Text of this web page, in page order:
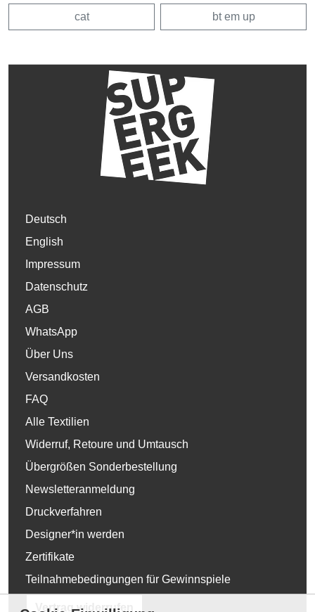
cat bt em up
Deutsch
English
Impressum
Datenschutz
AGB
WhatsApp
Über Uns
Versandkosten
FAQ
Alle Textilien
Widerruf, Retoure und Umtausch
Übergrößen Sonderbestellung
Newsletteranmeldung
Druckverfahren
Designer*in werden
Zertifikate
Teilnahmebedingungen für Gewinnspiele
Vertrag widerrufen